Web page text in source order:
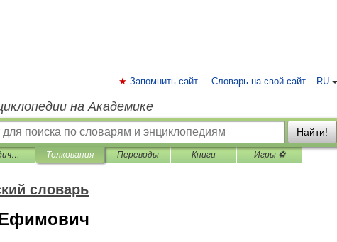
RU
Запомнить сайт Словарь на свой сайт
на Академике
Найти!
Кино: Энциклопедический словарь Толкования Переводы Книги Игры ⚽
словарь